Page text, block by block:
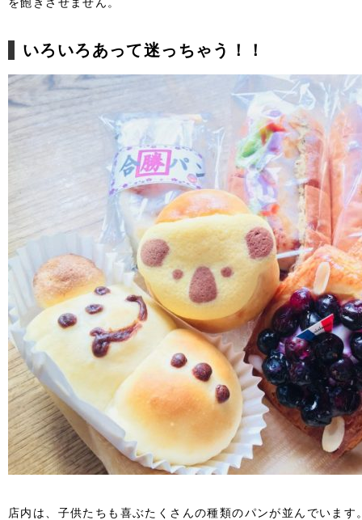
いろいろあって迷っちゃう！！
店内は、子供たちも喜ぶたくさんの種類のパンが並んでいま